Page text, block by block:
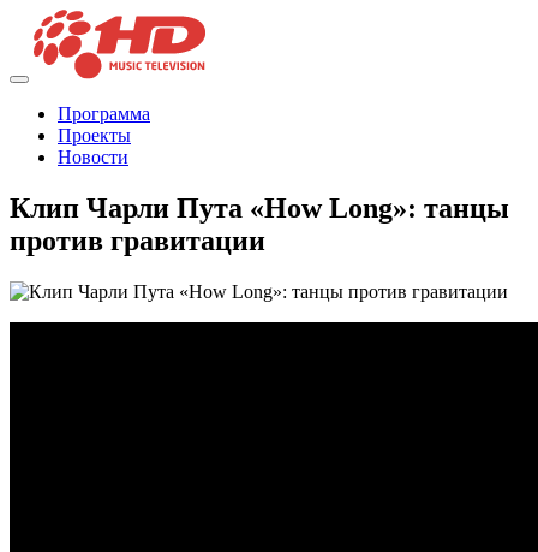
Программа
Проекты
Новости
Клип Чарли Пута «How Long»: танцы
против гравитации